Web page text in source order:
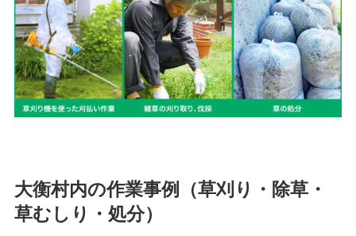
大衡村内の作業事例（草刈り・除草・
草むしり・処分）